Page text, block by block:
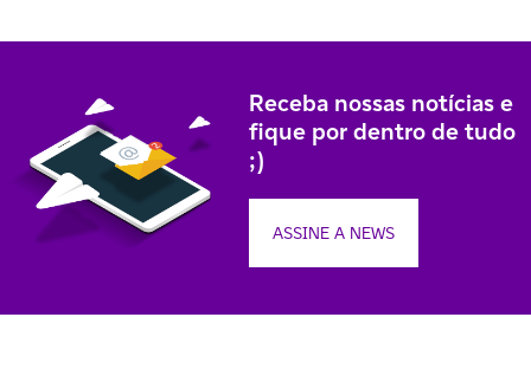
Receba nossas notícias e
fique por dentro de tudo
;)
ASSINE A NEWS